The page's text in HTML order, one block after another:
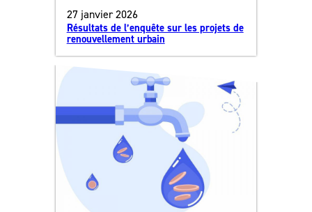
27 janvier 2026
Résultats de l’enquête sur les projets de
renouvellement urbain